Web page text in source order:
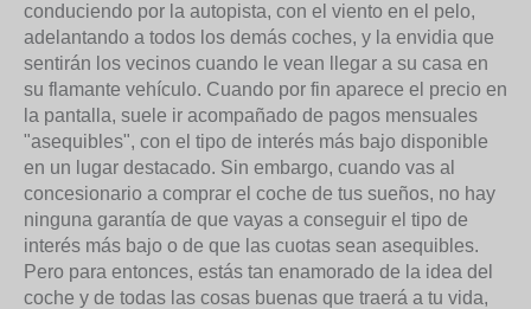
conduciendo por la autopista, con el viento en el pelo,
adelantando a todos los demás coches, y la envidia que
sentirán los vecinos cuando le vean llegar a su casa en
su flamante vehículo. Cuando por fin aparece el precio en
la pantalla, suele ir acompañado de pagos mensuales
"asequibles", con el tipo de interés más bajo disponible
en un lugar destacado. Sin embargo, cuando vas al
concesionario a comprar el coche de tus sueños, no hay
ninguna garantía de que vayas a conseguir el tipo de
interés más bajo o de que las cuotas sean asequibles.
Pero para entonces, estás tan enamorado de la idea del
coche y de todas las cosas buenas que traerá a tu vida,